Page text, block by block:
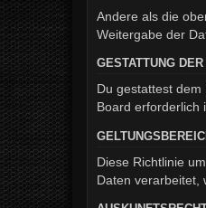
Andere als die
Weitergabe der
GESTATTUNG
Du gestattest
Board erforderlich
Diese Richtlinie
Daten verarbeitet,